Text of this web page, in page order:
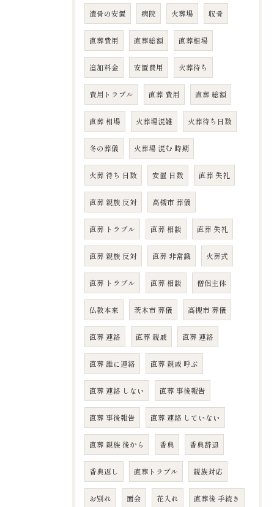
遺骨の安置 病院 火葬場 収骨
直葬費用 直葬総額 直葬相場
追加料金 安置費用 火葬待ち
費用トラブル 直葬 費用 直葬 総額
直葬 相場 火葬場混雑 火葬待ち日数
冬の葬儀 火葬場 混む 時期
火葬 待ち 日数 安置 日数 直葬 失礼
直葬 親族 反対 高槻市 葬儀
直葬 トラブル 直葬 相談 直葬 失礼
直葬 親族 反対 直葬 非常識 火葬式
直葬 トラブル 直葬 相談 僧侶主体
仏教本来 茨木市 葬儀 高槻市 葬儀
直葬 連絡 直葬 親戚 直葬 連絡
直葬 誰に連絡 直葬 親戚 呼ぶ
直葬 連絡 しない 直葬 事後報告
直葬 事後報告 直葬 連絡 していない
直葬 親族 後から 香典 香典辞退
香典返し 直葬トラブル 親族対応
お別れ 面会 花入れ 直葬後 手続き